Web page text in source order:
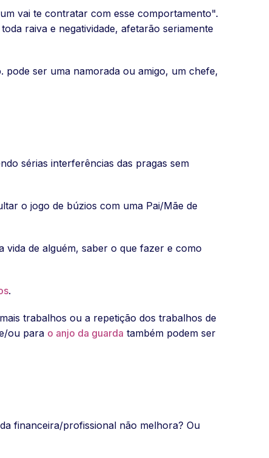
vai te contratar com esse comportamento".
raiva e negatividade, afetarão seriamente
ser uma namorada ou amigo, um chefe,
sérias interferências das pragas sem
o jogo de búzios com uma Pai/Mãe de
vida de alguém, saber o que fazer e como
.
trabalhos ou a repetição dos trabalhos de
ou para o anjo da guarda também podem ser
financeira/profissional não melhora? Ou